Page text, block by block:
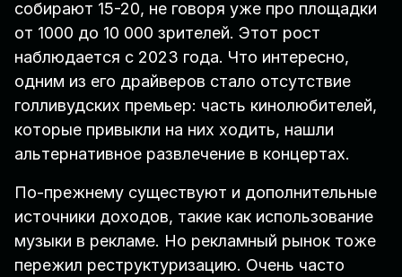
собирают 15-20, не говоря уже про площадки
от 1000 до 10 000 зрителей. Этот рост
наблюдается с 2023 года. Что интересно,
одним из его драйверов стало отсутствие
голливудских премьер: часть кинолюбителей,
которые привыкли на них ходить, нашли
альтернативное развлечение в концертах.
По-прежнему существуют и дополнительные
источники доходов, такие как использование
музыки в рекламе. Но рекламный рынок тоже
пережил реструктуризацию. Очень часто